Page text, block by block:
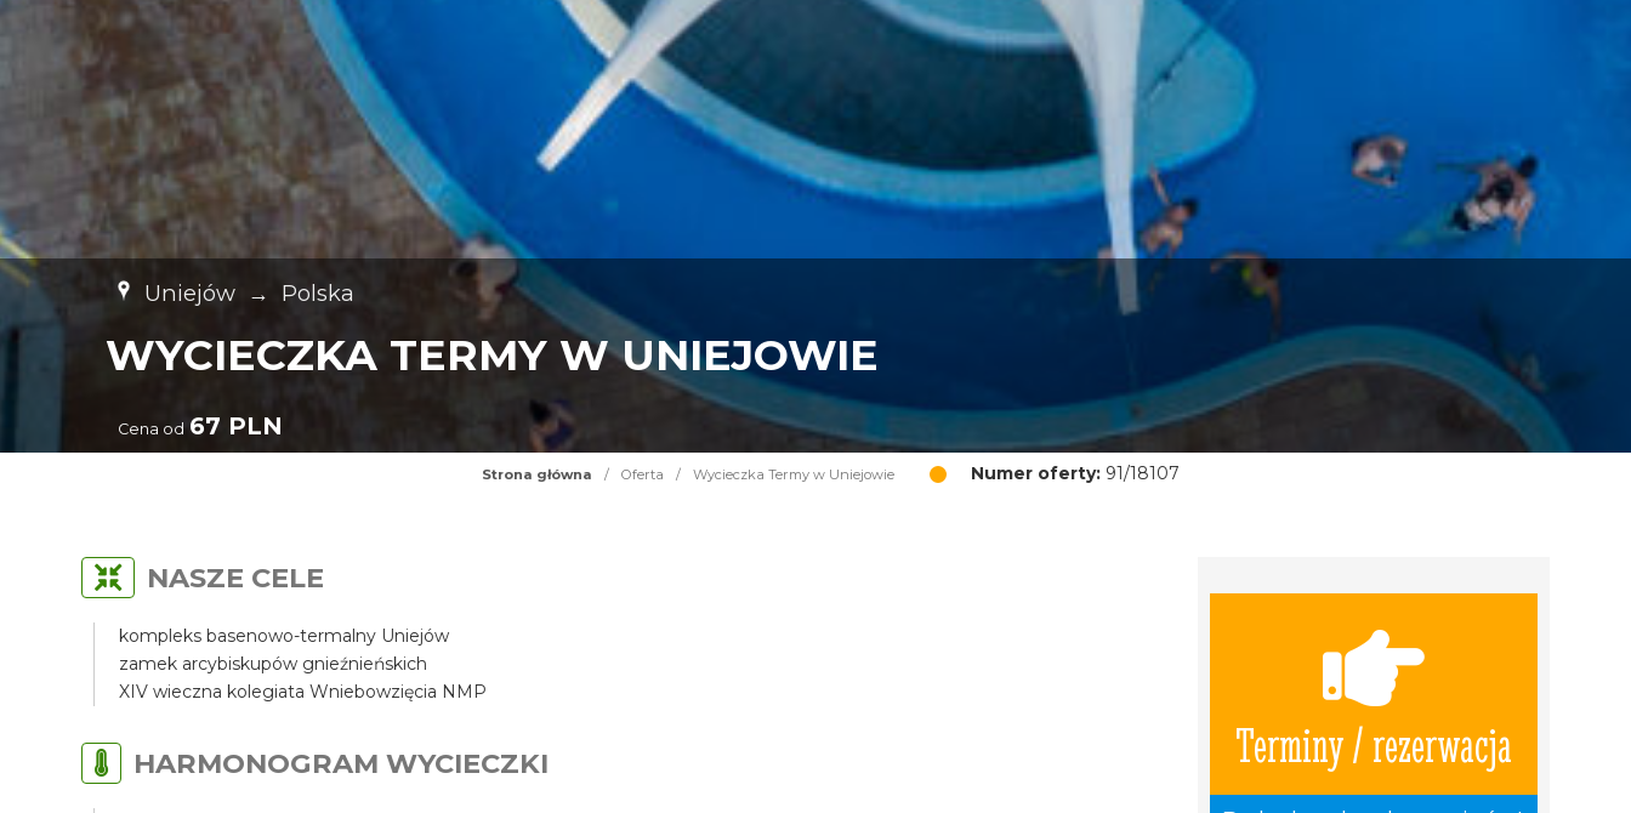
Uniejów → Polska
WYCIECZKA TERMY W UNIEJOWIE
Cena od 67 PLN
Strona główna / Oferta / Wycieczka Termy w Uniejowie Numer oferty: 91/18107
Terminy / rezerwacja
NASZE CELE
kompleks basenowo-termalny Uniejów
zamek arcybiskupów gnieźnieńskich
XIV wieczna kolegiata Wniebowzięcia NMP
HARMONOGRAM WYCIECZKI